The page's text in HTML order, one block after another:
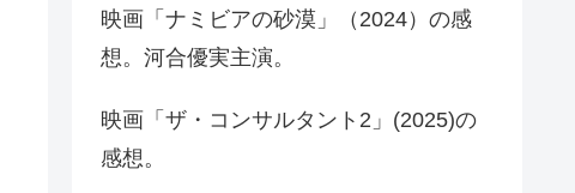
映画「ナミビアの砂漠」（2024）の感
想。河合優実主演。
映画「ザ・コンサルタント2」(2025)の
感想。